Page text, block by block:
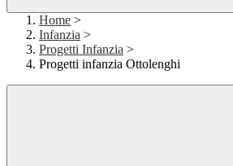
Home >
Infanzia >
Progetti Infanzia >
Progetti infanzia Ottolenghi